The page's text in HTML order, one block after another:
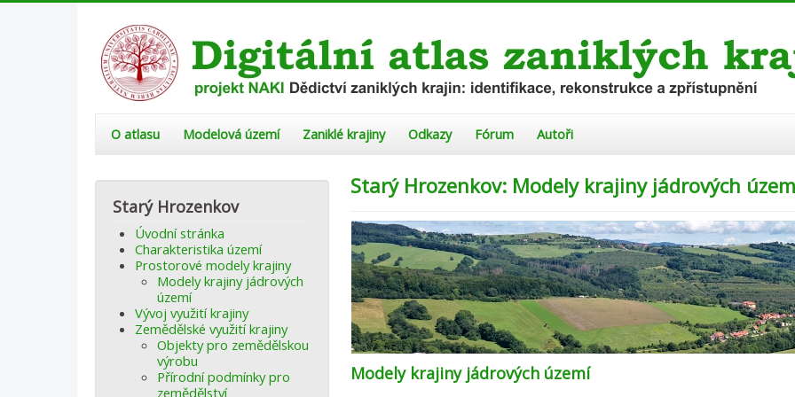
O atlasu Modelová území Zaniklé krajiny Odkazy Fórum Autoři
Starý Hrozenkov
Úvodní stránka
Charakteristika území
Prostorové modely krajiny
Modely krajiny jádrových
území
Vývoj využití krajiny
Zemědělské využití krajiny
Objekty pro zemědělskou
výrobu
Přírodní podmínky pro
zemědělství
Starý Hrozenkov: Modely krajiny jádrových
Modely krajiny jádrových území